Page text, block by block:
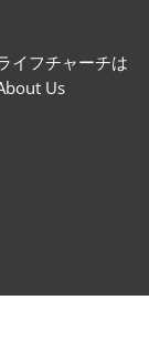
イフチャーチは
Us